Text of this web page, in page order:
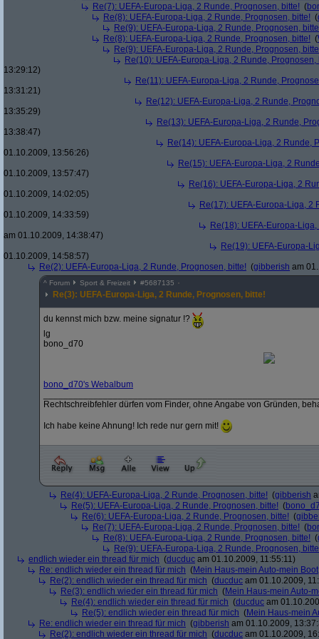
Re(7): UEFA-Europa-Liga, 2 Runde, Prognosen, bitte! (
Re(8): UEFA-Europa-Liga, 2 Runde, Prognosen, bitte! (
Re(9): UEFA-Europa-Liga, 2 Runde, Prognosen,
Re(8): UEFA-Europa-Liga, 2 Runde, Prognosen, bitte! (
Re(9): UEFA-Europa-Liga, 2 Runde, Prognosen,
Re(10): UEFA-Europa-Liga, 2 Runde, Prognosen,
13:29:12)
Re(11): UEFA-Europa-Liga, 2 Runde,
13:31:21)
Re(12): UEFA-Europa-Liga, 2 Runde,
13:35:29)
Re(13): UEFA-Europa-Liga, 2 Runde,
13:38:47)
Re(14): UEFA-Europa-Liga, 2 Runde,
01.10.2009, 13:56:26)
Re(15): UEFA-Europa-Liga, 2
01.10.2009, 13:57:47)
Re(16): UEFA-Europa-Liga, 2
01.10.2009, 14:02:05)
Re(17): UEFA-Europa-Liga, 2
01.10.2009, 14:33:59)
Re(18): UEFA-Europa-
am 01.10.2009, 14:38:47)
Re(19): UEFA-Europa-
01.10.2009, 14:58:57)
Re(2): UEFA-Europa-Liga, 2 Runde, Prognosen, bitte! (gibberish am
^ Forum Sport & Freizeit #5687135
Re(3): UEFA-Europa-Liga, 2 Runde, Prognosen, bitte!
du kennst mich bzw. meine signatur !?
lg
bono_d70
bono_d70's Webalbum
Rechtschreibfehler dürfen vom Finder, ohne Angabe von Gründen,
Ich habe keine Ahnung! Ich rede nur gern mit!
Re(4): UEFA-Europa-Liga, 2 Runde, Prognosen, bitte! (gibberish
Re(5): UEFA-Europa-Liga, 2 Runde, Prognosen, bitte! (
Re(6): UEFA-Europa-Liga, 2 Runde, Prognosen, bitte! (
Re(7): UEFA-Europa-Liga, 2 Runde, Prognosen, bitte! (
Re(8): UEFA-Europa-Liga, 2 Runde, Prognosen, bitte! (
Re(9): UEFA-Europa-Liga, 2 Runde, Prognosen,
endlich wieder ein thread für mich (ducduc am 01.10.2009, 11:55:11)
Re: endlich wieder ein thread für mich (Mein Haus-mein Auto-mein Boot
Re(2): endlich wieder ein thread für mich (ducduc am 01.10.2009,
Re(3): endlich wieder ein thread für mich (Mein Haus-mein Auto-
Re(4): endlich wieder ein thread für mich (ducduc am
Re(5): endlich wieder ein thread für mich (Mein Haus-mein
Re: endlich wieder ein thread für mich (gibberish am 01.10.2009,
Re(2): endlich wieder ein thread für mich (ducduc am 01.10.2009,